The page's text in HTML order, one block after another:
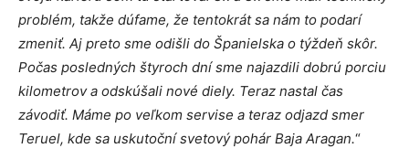
problém, takže dúfame, že tentokrát sa nám to podarí
zmeniť. Aj preto sme odišli do Španielska o týždeň skôr.
Počas posledných štyroch dní sme najazdili dobrú porciu
kilometrov a odskúšali nové diely. Teraz nastal čas
závodiť. Máme po veľkom servise a teraz odjazd smer
Teruel, kde sa uskutoční svetový pohár Baja Aragan.“